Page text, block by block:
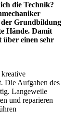
die Technik?
der Grundbildung
Hände. Damit
einen sehr
Die Aufgaben des
Langeweile
und reparieren